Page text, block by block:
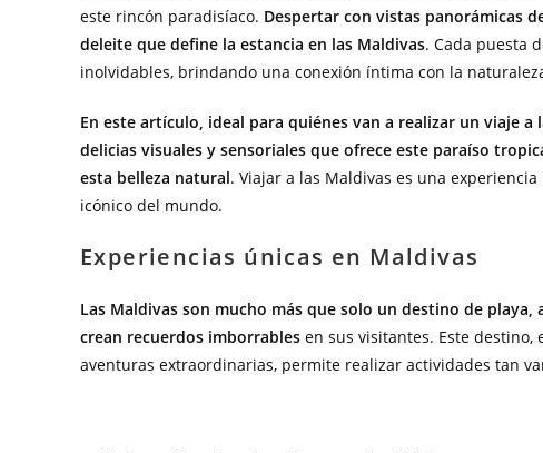
este rincón paradisíaco. Despertar con vistas panorámicas
deleite que define la estancia en las Maldivas. Cada puesta
inolvidables, brindando una conexión íntima con la
En este artículo, ideal para quiénes van a realizar un viaje
delicias visuales y sensoriales que ofrece este paraíso
esta belleza natural. Viajar a las Maldivas es una
icónico del mundo.
Experiencias únicas en Maldivas
Las Maldivas son mucho más que solo un destino de
crean recuerdos imborrables en sus visitantes. Este
aventuras extraordinarias, permite realizar actividades tan